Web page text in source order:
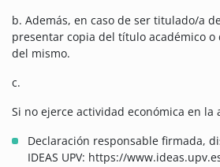
b. Además, en caso de ser titulado/a
presentar copia del título académico
del mismo.
c.
Si no ejerce actividad económica en la
Declaración responsable firmada,
IDEAS UPV: https://